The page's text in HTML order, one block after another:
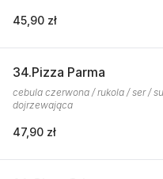
45,90 zł
34.Pizza Parma
cebula czerwona / rukola / ser /
dojrzewająca
47,90 zł